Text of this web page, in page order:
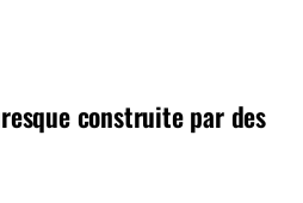
construite par des